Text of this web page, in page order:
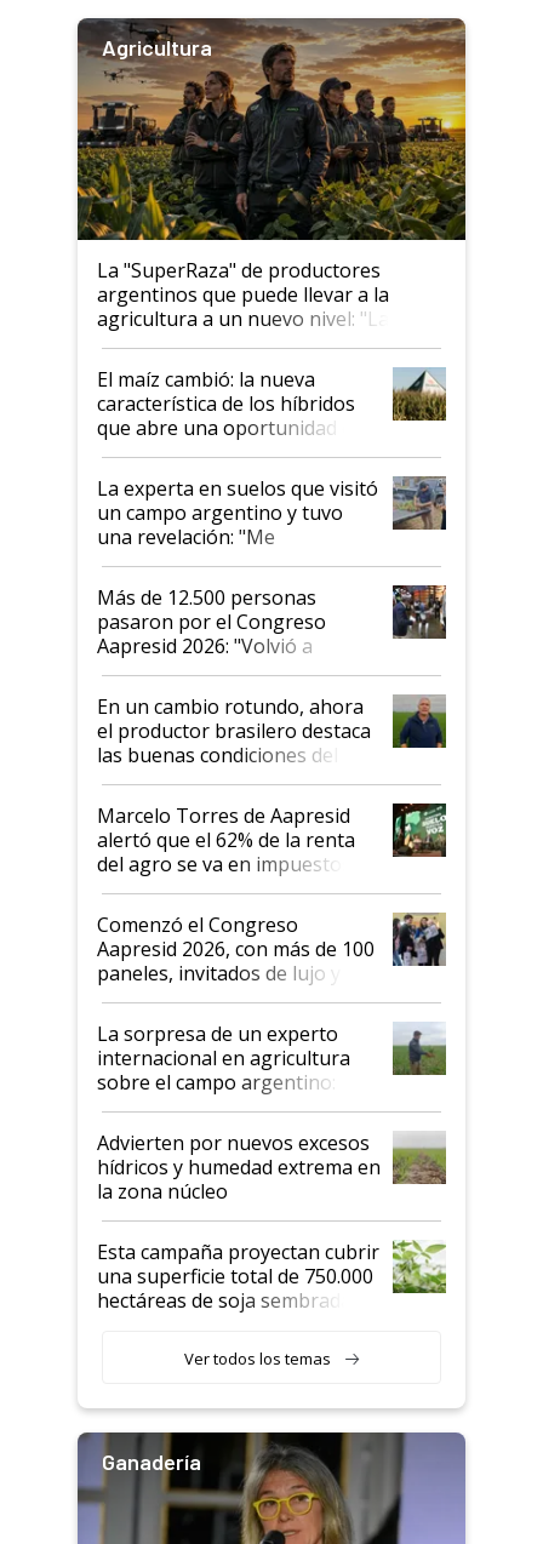
Agricultura
La "SuperRaza" de productores
argentinos que puede llevar a la
agricultura a un nuevo nivel: "Las
posibilidades de crecimiento son
infinitas"
El maíz cambió: la nueva
característica de los híbridos
que abre una oportunidad en
el lote
La experta en suelos que visitó
un campo argentino y tuvo
una revelación: "Me
impresionó mucho"
Más de 12.500 personas
pasaron por el Congreso
Aapresid 2026: "Volvió a
demostrar que hablar del
suelo es hablar de todo el
sistema productivo"
En un cambio rotundo, ahora
el productor brasilero destaca
las buenas condiciones del
agro argentino para invertir:
"Los veo más motivados"
Marcelo Torres de Aapresid
alertó que el 62% de la renta
del agro se va en impuestos:
"No es bueno que en
Argentina se sigan discutiendo
las mismas cosas de hace 50
años"
Comenzó el Congreso
Aapresid 2026, con más de 100
paneles, invitados de lujo y
todas las tendencias
La sorpresa de un experto
internacional en agricultura
sobre el campo argentino:
"Estoy muy impresionado"
Advierten por nuevos excesos
hídricos y humedad extrema en
la zona núcleo
Esta campaña proyectan cubrir
una superficie total de 750.000
hectáreas de soja sembradas
variedades que marcan un
salto tecnológico en genética y
Ver todos los temas
Ganadería